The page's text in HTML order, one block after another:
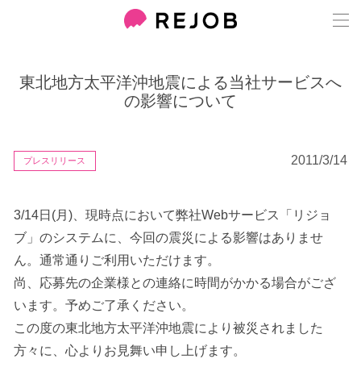
東北地方太平洋沖地震による当社サービスへ
の影響について
プレスリリース 2011/3/14
3/14日(月)、現時点において弊社Webサービス「リジョ
ブ」のシステムに、今回の震災による影響はありませ
ん。通常通りご利用いただけます。
尚、応募先の企業様との連絡に時間がかかる場合がござ
います。予めご了承ください。
この度の東北地方太平洋沖地震により被災されました
方々に、心よりお見舞い申し上げます。